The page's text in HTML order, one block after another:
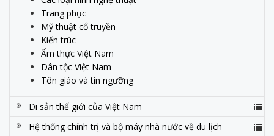
Trang phục
Mỹ thuật cổ truyền
Kiến trúc
Ẩm thực Việt Nam
Dân tộc Việt Nam
Tôn giáo và tín ngưỡng
Di sản thế giới của Việt Nam
Hệ thống chính trị và bộ máy nhà nước về du lịch